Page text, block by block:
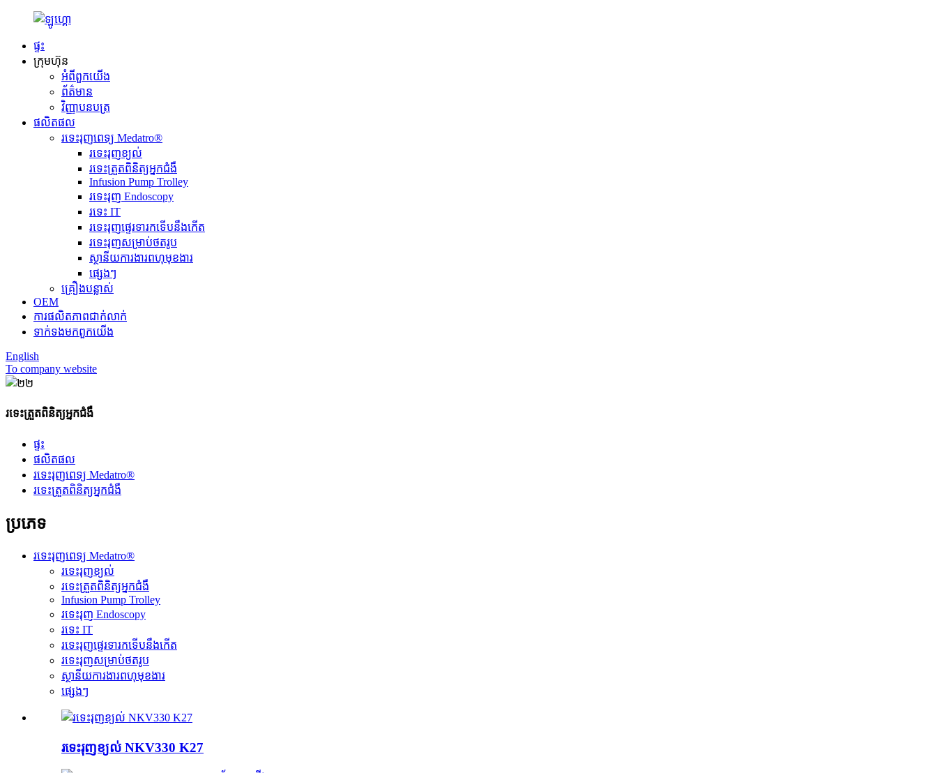
ផ្ទះ
ក្រុមហ៊ុន
អំពី​ពួក​យើង
ព័ត៌មាន
វិញ្ញាបនបត្រ
ផលិតផល
រទេះរុញពេទ្យ Medatro®
រទេះរុញខ្យល់
រទេះត្រួតពិនិត្យអ្នកជំងឺ
Infusion Pump Trolley
រទេះរុញ Endoscopy
រទេះ IT
រទេះរុញផ្ទេរទារកទើបនឹងកើត
រទេះរុញសម្រាប់ថតរូប
ស្ថានីយការងារពហុមុខងារ
ផ្សេងៗ
គ្រឿងបន្លាស់
OEM
ការផលិតភាពជាក់លាក់
ទាក់ទង​មក​ពួក​យើង
English
To company website
រទេះត្រួតពិនិត្យអ្នកជំងឺ
ផ្ទះ
ផលិតផល
រទេះរុញពេទ្យ Medatro®
រទេះត្រួតពិនិត្យអ្នកជំងឺ
ប្រភេទ
រទេះរុញពេទ្យ Medatro®
រទេះរុញខ្យល់
រទេះត្រួតពិនិត្យអ្នកជំងឺ
Infusion Pump Trolley
រទេះរុញ Endoscopy
រទេះ IT
រទេះរុញផ្ទេរទារកទើបនឹងកើត
រទេះរុញសម្រាប់ថតរូប
ស្ថានីយការងារពហុមុខងារ
ផ្សេងៗ
រទេះរុញខ្យល់ NKV330 K27